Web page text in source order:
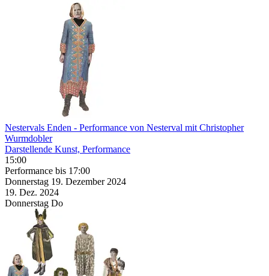
Nestervals Enden - Performance von Nesterval mit Christopher
Wurmdobler
Darstellende Kunst, Performance
15:00
Performance bis 17:00
Donnerstag 19. Dezember 2024
19. Dez. 2024
Donnerstag Do